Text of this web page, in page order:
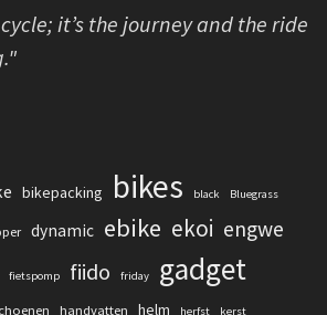
it’s the journey and the ride
bikepacking bikes black Bluegrass
dynamic ebike ekoi engwe
fietspomp fiido friday gadget
handvatten helm herfst kerst